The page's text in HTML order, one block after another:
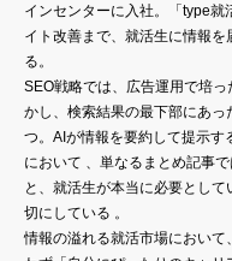
インセンターに入社。「type
イト改善まで、就活生に情報
る。
SEO戦略では、広告運用で培
かし、検索結果の最下部にあ
つ。AIが情報を要約して提示
において 、単なるまとめ記事
と、就活生が本当に必要とし
切にしている 。
情報の溢れる就活市場におい